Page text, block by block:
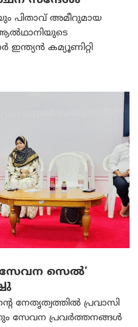
പിതാവ് അമീറുമായ
കമ്യൂണിറ്റി
സെൽ’
നേതൃത്വത്തിൽ പ്രവാസി
സേവന പ്രവർത്തനങ്ങൾ